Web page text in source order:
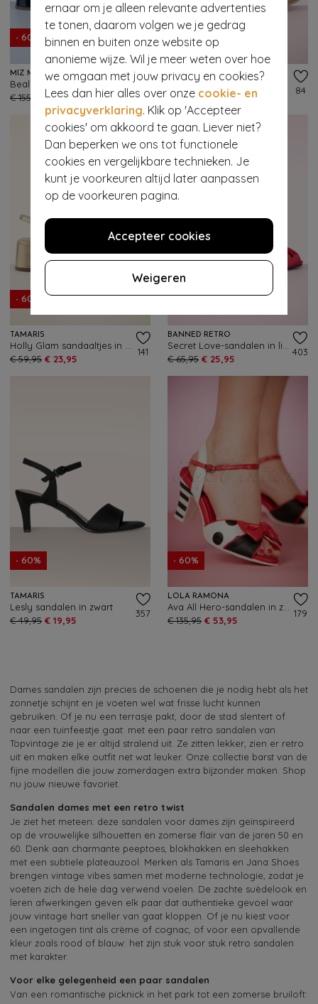
ernaar om je alleen relevante advertenties
te tonen, daarom volgen we je gedrag
binnen en buiten onze website op
anonieme wijze. Wil je meer weten over hoe
we omgaan met jouw privacy en cookies?
Lees dan hier alles over onze cookie- en
privacyverklaring. Klik op 'Accepteer
cookies' om akkoord te gaan. Liever niet?
Dan beperken we ons tot functionele
cookies en vergelijkbare technieken. Je
kunt je voorkeuren altijd later aanpassen
op de voorkeuren pagina.
Accepteer cookies
Weigeren
- 60%
MIZ MOOZ
Bealey sandaaltjes in navy en oranje
€ 155,95
€ 61,95
161
- 60%
MIZ MOOZ
Rorie sandaaltjes in rood
€ 139,95 € 55,95
84
- 60%
TAMARIS
€ 59,95 € 23,95
141
BANNED RETRO
€ 65,95 € 25,95
403
- 60%
TAMARIS
Lesly sandalen in zwart
€ 49,95 € 19,95
357
- 60%
LOLA RAMONA
€ 135,95 € 53,95
179
Dames sandalen zijn precies de schoenen die je nodig hebt als het
zonnetje schijnt en je voeten wel wat frisse lucht kunnen
gebruiken. Of je nu een terrasje pakt, door de stad slentert of
naar een tuinfeestje gaat: met een paar retro sandalen van
Topvintage zie je er altijd stralend uit. Ze zitten lekker, zien er retro
uit en maken elke outfit net wat leuker. Onze collectie barst van de
fijne modellen die jouw zomerdagen extra bijzonder maken. Shop
nu jouw nieuwe favoriet.
Sandalen dames met een retro twist
Je ziet het meteen: deze sandalen voor dames zijn geïnspireerd
op de vrouwelijke silhouetten en zomerse flair van de jaren 50 en
60. Denk aan charmante peeptoes, blokhakken en sleehakken
met een subtiele plateauzool. Merken als Tamaris en Jana Shoes
brengen vintage vibes samen met moderne technologie, zodat je
voeten zich de hele dag verwend voelen. De zachte suèdelook en
leren afwerkingen geven elk paar dat authentieke gevoel waar
jouw vintage hart sneller van gaat kloppen. Of je nu kiest voor
een ingetogen tint als crème of cognac, of voor een opvallende
kleur zoals rood of blauw: het zijn stuk voor stuk retro sandalen
met karakter.
Voor elke gelegenheid een paar sandalen
Van een romantische picknick in het park tot een zomerse bruiloft: